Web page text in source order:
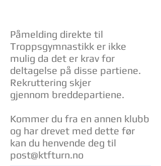
Påmelding direkte til
Troppsgymnastikk er ikke
mulig da det er krav for
deltagelse på disse partiene.
Rekruttering skjer
gjennom breddepartiene.
Kommer du fra en annen klubb
og har drevet med dette før
kan du henvende deg til
post@ktfturn.no